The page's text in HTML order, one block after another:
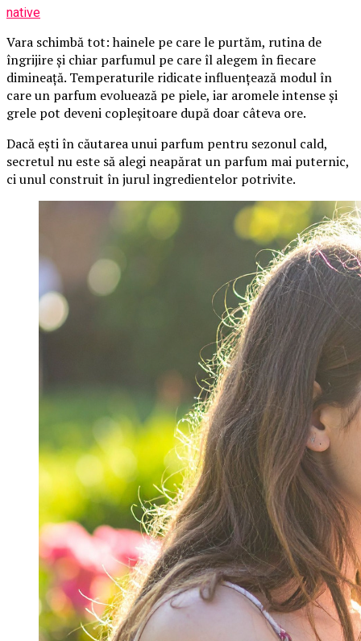
native
Vara schimbă tot: hainele pe care le purtăm, rutina de
îngrijire și chiar parfumul pe care îl alegem în fiecare
dimineață. Temperaturile ridicate influențează modul în
care un parfum evoluează pe piele, iar aromele intense și
grele pot deveni copleșitoare după doar câteva ore.
Dacă ești în căutarea unui parfum pentru sezonul cald,
secretul nu este să alegi neapărat un parfum mai puternic,
ci unul construit în jurul ingredientelor potrivite.